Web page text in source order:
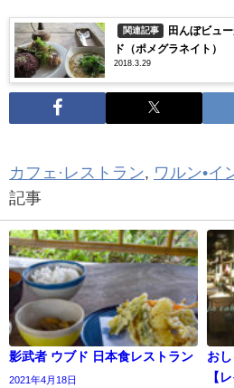
関連記事
田んぼビュ
ド（ポメグラネイト）
2018.3.29
カフェ·レストラン, ワルン•イ
記事
影武者 ウブド 日本食レストラン
2021年4月18日
お
【